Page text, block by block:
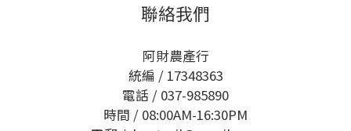
聯絡我們
阿財農產行
統編 / 17348363
電話 / 037-985890
時間 / 08:00AM-16:30PM